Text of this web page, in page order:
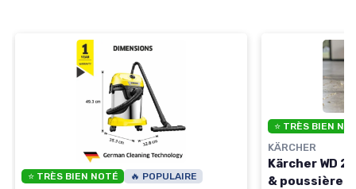
⭐ TRÈS BIEN NOTÉ 🔥 POPULAIRE
⭐ TRÈS BIEN
KÄRCHER
Kärcher WD
& poussières